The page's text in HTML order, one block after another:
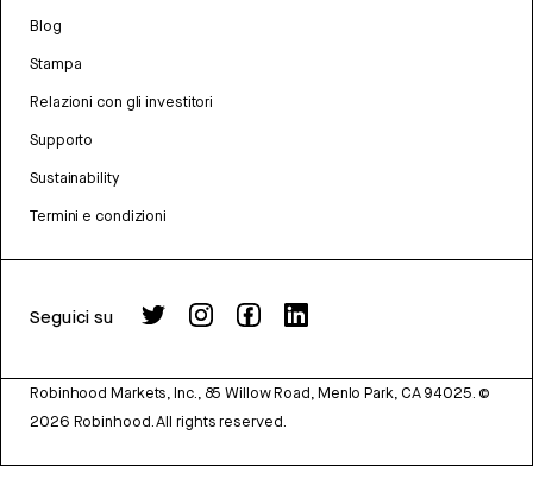
Blog
Stampa
Relazioni con gli investitori
Supporto
Sustainability
Termini e condizioni
Seguici su
Robinhood Markets, Inc., 85 Willow Road, Menlo Park, CA 94025. ©
2026 Robinhood. All rights reserved.